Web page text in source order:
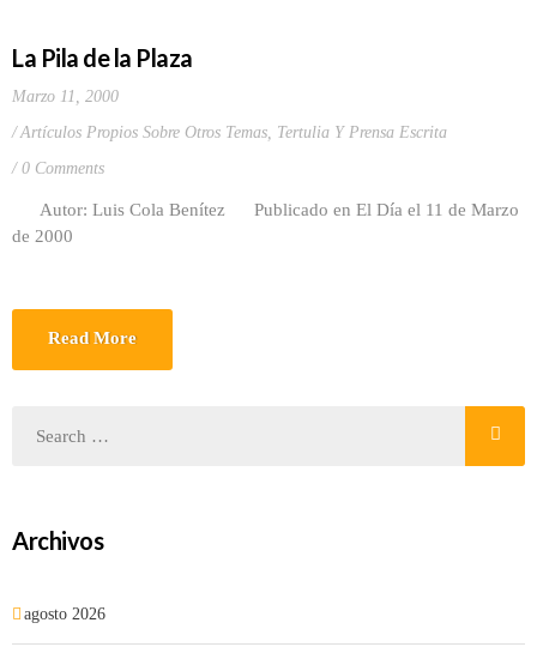
La Pila de la Plaza
Marzo 11, 2000
Artículos Propios Sobre Otros Temas, Tertulia Y Prensa Escrita
0 Comments
Autor: Luis Cola Benítez Publicado en El Día el 11 de Marzo
de 2000
Read More
Archivos
agosto 2026